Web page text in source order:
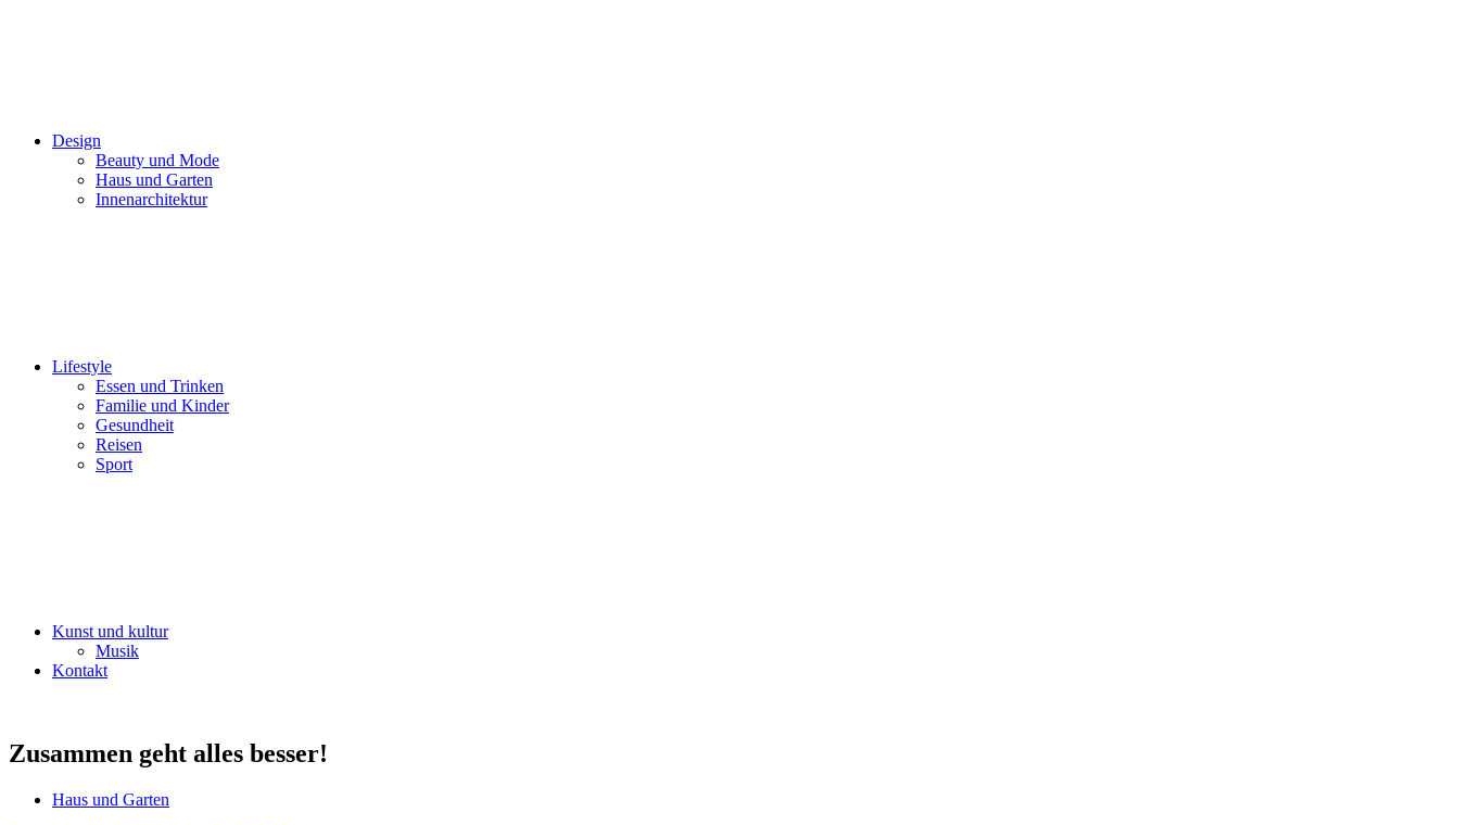
Design
Beauty und Mode
Haus und Garten
Innenarchitektur
Lifestyle
Essen und Trinken
Familie und Kinder
Gesundheit
Reisen
Sport
Kunst und kultur
Musik
Kontakt
Zusammen geht alles besser!
Haus und Garten